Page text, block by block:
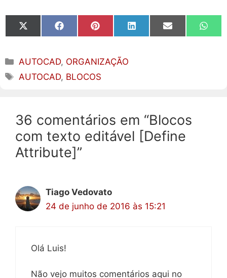
Share
on
Share
on
Share
on
Share
on
Share
on
Share
on
Categorias
AUTOCAD, ORGANIZAÇÃO
Tags
AUTOCAD, BLOCOS
36 comentários em “Blocos
com texto editável [Define
Attribute]”
Tiago Vedovato
24 de junho de 2016 às 15:21
Olá Luis!
Não vejo muitos comentários aqui no